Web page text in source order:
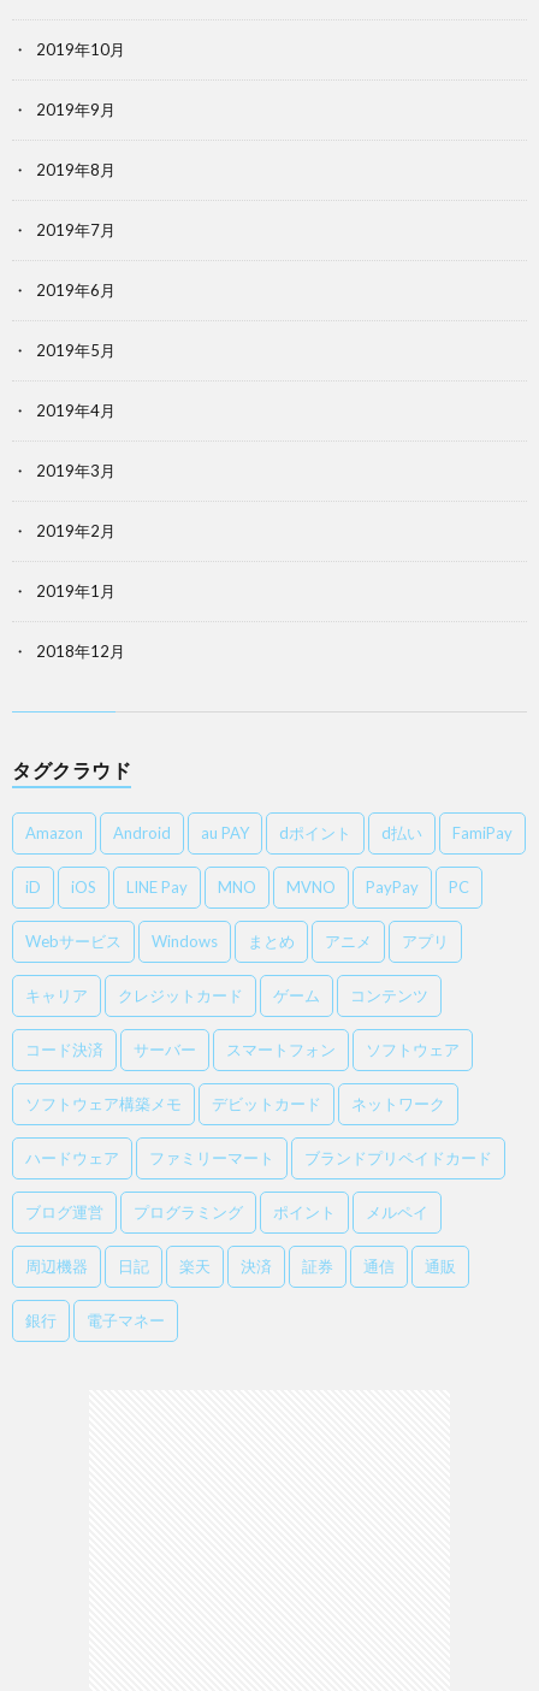
2019年10月
2019年9月
2019年8月
2019年7月
2019年6月
2019年5月
2019年4月
2019年3月
2019年2月
2019年1月
2018年12月
タグクラウド
Amazon Android au PAY dポイント d払い FamiPay
iD iOS LINE Pay MNO MVNO PayPay PC
Webサービス Windows まとめ アニメ アプリ
キャリア クレジットカード ゲーム コンテンツ
コード決済 サーバー スマートフォン ソフトウェア
ソフトウェア構築メモ デビットカード ネットワーク
ハードウェア ファミリーマート ブランドプリペイドカード
ブログ運営 プログラミング ポイント メルペイ
周辺機器 日記 楽天 決済 証券 通信 通販
銀行 電子マネー